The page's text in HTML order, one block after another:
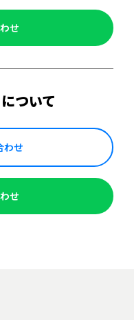
せ
ついて
わせ
せ